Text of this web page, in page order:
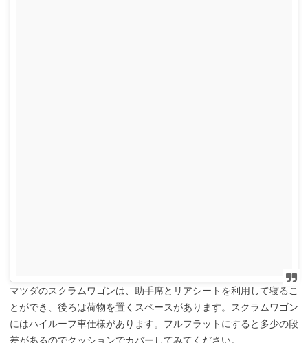
マツダのスクラムワゴンは、助手席とリアシートを利用して寝るこ
とができ、後ろは荷物を置くスペースがあります。スクラムワゴン
にはハイルーフ車仕様があります。フルフラットにすると多少の段
差があるのでクッションでカバーしてみてください。